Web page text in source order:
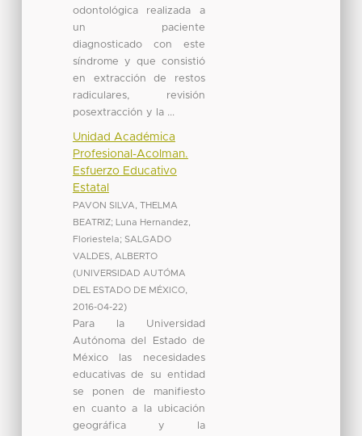
odontológica realizada a
un paciente
diagnosticado con este
síndrome y que consistió
en extracción de restos
radiculares, revisión
posextracción y la ...
Unidad Académica
Profesional-Acolman.
Esfuerzo Educativo
Estatal
PAVON SILVA, THELMA
BEATRIZ;
Luna Hernandez,
Floriestela; SALGADO
VALDES, ALBERTO
(UNIVERSIDAD AUTÓMA
DEL ESTADO DE MÉXICO,
2016-04-22)
Para la Universidad
Autónoma del Estado de
México las necesidades
educativas de su entidad
se ponen de manifiesto
en cuanto a la ubicación
geográfica y la